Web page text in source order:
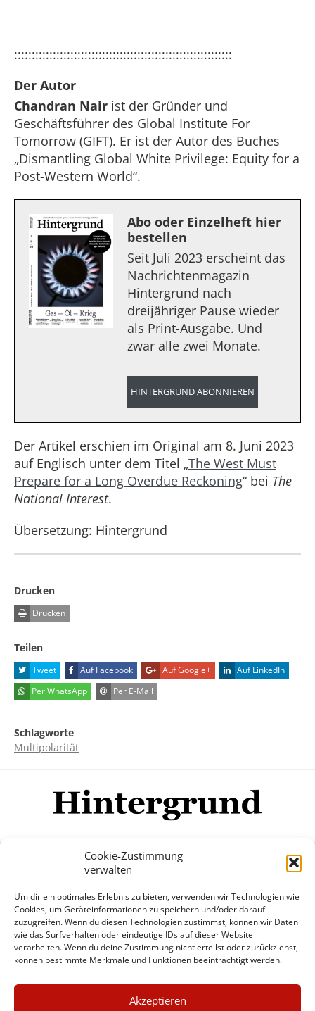
Cookie-Zustimmung
verwalten
Um dir ein optimales Erlebnis zu bieten, verwenden wir Technologien wie
Cookies, um Geräteinformationen zu speichern und/oder darauf
zuzugreifen. Wenn du diesen Technologien zustimmst, können wir Daten
wie das Surfverhalten oder eindeutige IDs auf dieser Website
verarbeiten. Wenn du deine Zustimmung nicht erteilst oder zurückziehst,
können bestimmte Merkmale und Funktionen beeinträchtigt werden.
Akzeptieren
::::::::::::::::::::::::::::::::::::::::::::::::::::::::::::::
Der Autor
Chandran Nair ist der Gründer und
Geschäftsführer des Global Institute For
Tomorrow (GIFT). Er ist der Autor des Buches
„Dismantling Global White Privilege: Equity for a
Post-Western World“.
Abo oder Einzelheft hier
bestellen
Seit Juli 2023 erscheint das
Nachrichtenmagazin
Hintergrund nach
dreijähriger Pause wieder
als Print-Ausgabe. Und
zwar alle zwei Monate.
HINTERGRUND ABONNIEREN
Der Artikel erschien im Original am 8. Juni 2023
auf Englisch unter dem Titel „The West Must
Prepare for a Long Overdue Reckoning“ bei The
National Interest.
Übersetzung: Hintergrund
Drucken
Drucken
Teilen
Tweet Auf Facebook Auf Google+
Auf LinkedIn
Per WhatsApp
Per E-Mail
Schlagworte
Multipolarität
Mehr
© Copyright Hintergrund.de, 2015 - 2026
Zum Newsletter jetzt kostenlos
anmelden
×